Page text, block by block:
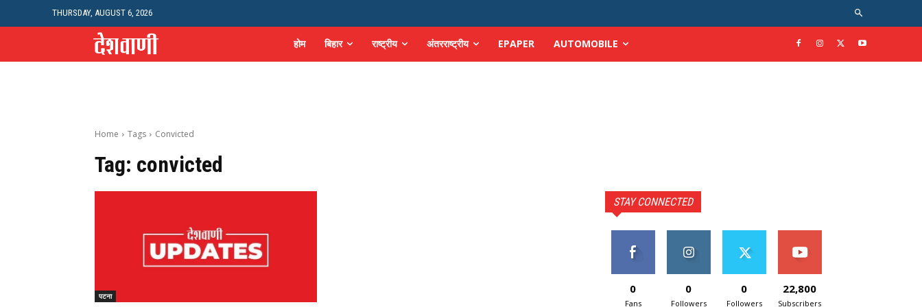
THURSDAY, AUGUST 6, 2026
होम बिहार राष्ट्रीय अंतरराष्ट्रीय EPAPER AUTOMOBILE
Home Tags Convicted
Tag: convicted
पटना
STAY CONNECTED
0
Fans
0
Followers
0
Followers
22,800
Subscribers